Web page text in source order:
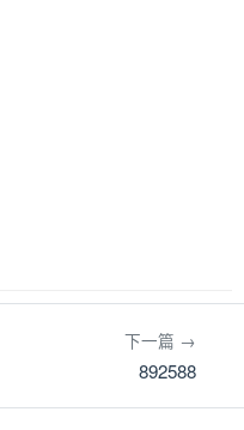
下一篇 →
892588